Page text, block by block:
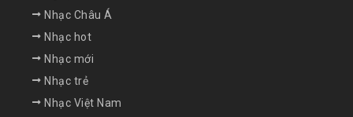
Nhạc Châu Á
Nhạc hot
Nhạc mới
Nhạc trẻ
Nhạc Việt Nam